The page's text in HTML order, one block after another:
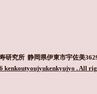
研究所 静岡県伊東市宇佐美
kenkoutyoujyukenkyujyo . All